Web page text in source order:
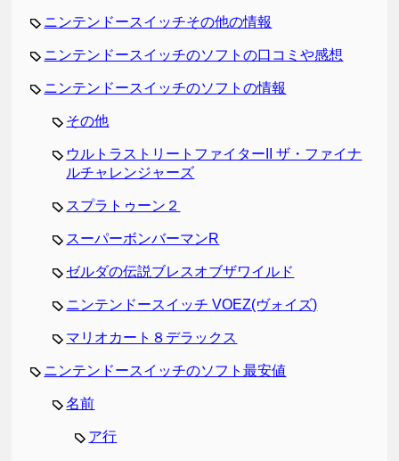
ニンテンドースイッチその他の情報
ニンテンドースイッチのソフトの口コミや感想
ニンテンドースイッチのソフトの情報
その他
ウルトラストリートファイターII ザ・ファイナ
ルチャレンジャーズ
スプラトゥーン２
スーパーボンバーマンR
ゼルダの伝説ブレスオブザワイルド
ニンテンドースイッチ VOEZ(ヴォイズ)
マリオカート８デラックス
ニンテンドースイッチのソフト最安値
名前
ア行